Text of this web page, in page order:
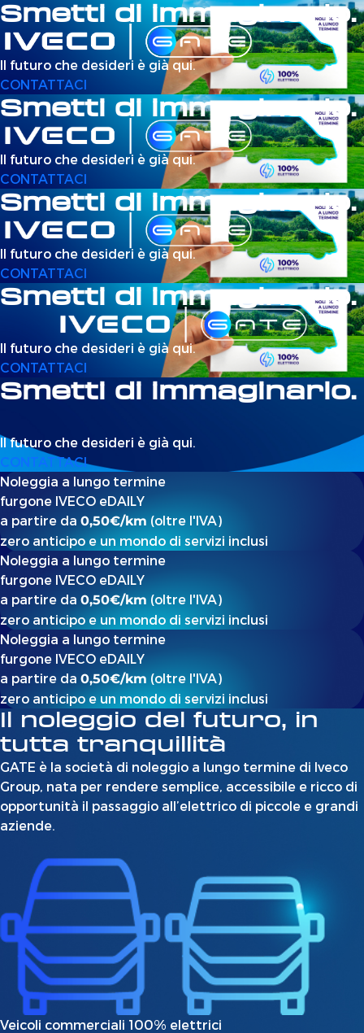
Smetti di immaginarlo.
Il futuro che desideri è già qui.
CONTATTACI
Smetti di immaginarlo.
Il futuro che desideri è già qui.
CONTATTACI
Smetti di immaginarlo.
Il futuro che desideri è già qui.
CONTATTACI
Smetti di immaginarlo.
Il futuro che desideri è già qui.
CONTATTACI
Smetti di immaginarlo.
Il futuro che desideri è già qui.
CONTATTACI
Noleggia a lungo termine
furgone IVECO eDAILY
a partire da 0,50€/km (oltre l'IVA)
zero anticipo e un mondo di servizi inclusi
Noleggia a lungo termine
furgone IVECO eDAILY
a partire da 0,50€/km (oltre l'IVA)
zero anticipo e un mondo di servizi inclusi
Noleggia a lungo termine
furgone IVECO eDAILY
a partire da 0,50€/km (oltre l'IVA)
zero anticipo e un mondo di servizi inclusi
Il noleggio del futuro, in
tutta tranquillità
GATE è la società di noleggio a lungo termine di Iveco
Group, nata per rendere semplice, accessibile e ricco di
opportunità il passaggio all’elettrico di piccole e grandi
aziende.
Veicoli commerciali 100% elettrici